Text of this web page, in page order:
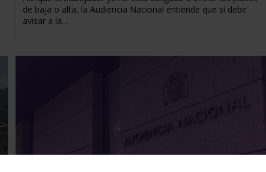
de baja o alta, la Audiencia Nacional entiende que sí debe
avisar a la…